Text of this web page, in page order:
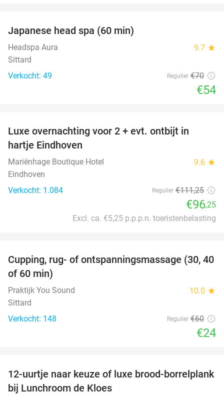
Japanese head spa (60 min)
Headspa Aura 9.7 star
Sittard
Verkocht: 49
Regulier €70
€54
Luxe overnachting voor 2 + evt. ontbijt in
hartje Eindhoven
Mariënhage Boutique Hotel 9.6 star
Eindhoven
Verkocht: 1.084
Regulier €111,25
€96,25
Excl. ca. €5,25 p.p.p.n. toeristenbelasting
60%
Cupping, rug- of ontspanningsmassage (30, 40
of 60 min)
Praktijk You Sound 10.0 star
Sittard
Verkocht: 148
Regulier €60
€24
21%
12-uurtje naar keuze of luxe brood-borrelplank
bij Lunchroom de Kloes